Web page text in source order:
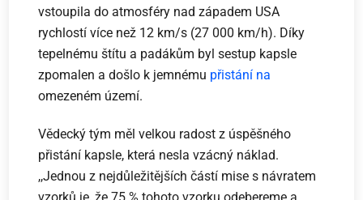
vstoupila do atmosféry nad západem USA
rychlostí více než 12 km/s (27 000 km/h). Díky
tepelnému štítu a padákům byl sestup kapsle
zpomalen a došlo k jemnému přistání na
omezeném území.
Vědecký tým měl velkou radost z úspěšného
přistání kapsle, která nesla vzácný náklad.
,,Jednou z nejdůležitějších částí mise s návratem